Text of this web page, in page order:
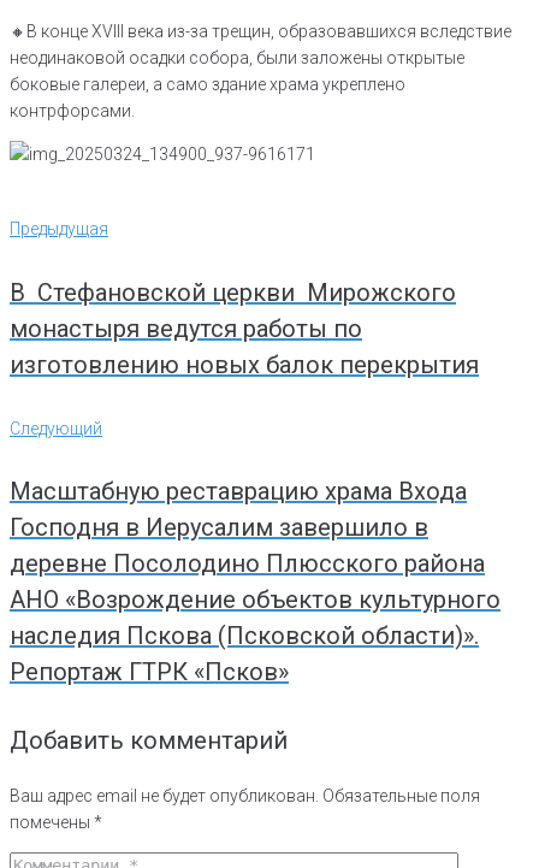
🔸️В конце XVIII века из-за трещин, образовавшихся вследствие
неодинаковой осадки собора, были заложены открытые
боковые галереи, а само здание храма укреплено
контрфорсами.
Навигация
по
Предыдущая
Предыдущая
В Стефановской церкви Мирожского
монастыря ведутся работы по
изготовлению новых балок перекрытия
Следующий
Следующий
Масштабную реставрацию храма Входа
Господня в Иерусалим завершило в
деревне Посолодино Плюсского района
АНО «Возрождение объектов культурного
наследия Пскова (Псковской области)».
Репортаж ГТРК «Псков»
Добавить комментарий
Ваш адрес email не будет опубликован. Обязательные поля
помечены *